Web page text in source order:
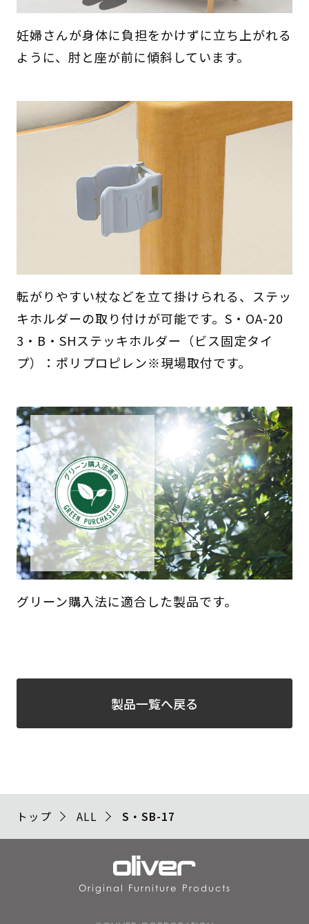
妊婦さんが身体に負担をかけずに立ち上がれる
ように、肘と座が前に傾斜しています。
転がりやすい杖などを立て掛けられる、ステッ
キホルダーの取り付けが可能です。S・OA-20
3・B・SHステッキホルダー（ビス固定タイ
プ）：ポリプロピレン※現場取付です。
グリーン購入法に適合した製品です。
製品一覧へ戻る
トップ ALL S・SB-17
Original Furniture Products